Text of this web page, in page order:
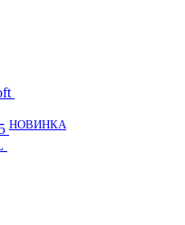
НОВИНКА